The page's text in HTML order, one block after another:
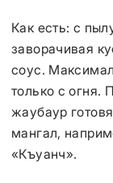
Как есть: с
заворачивая
соус.
только с огня.
жаубаур
мангал,
«Къуанч».